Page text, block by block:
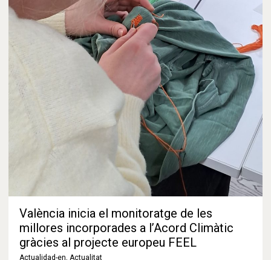
València inicia el monitoratge de les
millores incorporades a l’Acord Climàtic
gràcies al projecte europeu FEEL
Actualidad-en, Actualitat